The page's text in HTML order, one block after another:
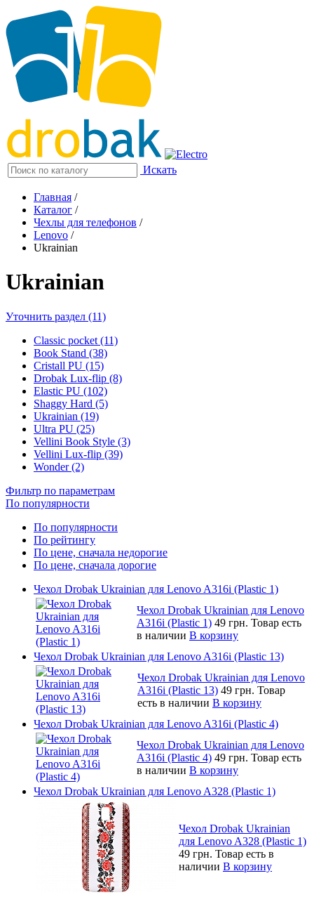
Искать
Главная /
Каталог /
Чехлы для телефонов /
Lenovo /
Ukrainian
Ukrainian
Уточнить раздел (11)
Classic pocket (11)
Book Stand (38)
Cristall PU (15)
Drobak Lux-flip (8)
Elastic PU (102)
Shaggy Hard (5)
Ukrainian (19)
Ultra PU (25)
Vellini Book Style (3)
Vellini Lux-flip (39)
Wonder (2)
Фильтр по параметрам
По популярности
По популярности
По рейтингу
По цене, сначала недорогие
По цене, сначала дорогие
Чехол Drobak Ukrainian для Lenovo A316i (Plastic 1)
Чехол Drobak Ukrainian для Lenovo
A316i (Plastic 1) 49 грн. Товар есть
в наличии В корзину
Чехол Drobak Ukrainian для Lenovo A316i (Plastic 13)
Чехол Drobak Ukrainian для Lenovo
A316i (Plastic 13) 49 грн. Товар
есть в наличии В корзину
Чехол Drobak Ukrainian для Lenovo A316i (Plastic 4)
Чехол Drobak Ukrainian для Lenovo
A316i (Plastic 4) 49 грн. Товар есть
в наличии В корзину
Чехол Drobak Ukrainian для Lenovo A328 (Plastic 1)
Чехол Drobak Ukrainian
для Lenovo A328 (Plastic 1)
49 грн. Товар есть в
наличии В корзину